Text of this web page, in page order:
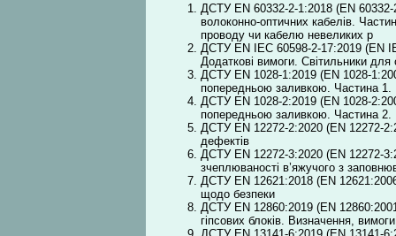
ДСТУ EN 60332-2-1:2018 (EN 60332-
волоконно-оптичних кабелів.
проводу чи кабелю невеликих р
ДСТУ EN ІЕС 60598-2-17:2019 (EN
Додаткові вимоги. Світильники
ДСТУ EN 1028-1:2019 (EN 1028-
попередньою заливкою. Частина 1.
ДСТУ EN 1028-2:2019 (EN 1028-
попередньою заливкою. Частина 2.
ДСТУ EN 12272-2:2020 (EN 12272-
дефектів
ДСТУ EN 12272-3:2020 (EN 12272-
зчеплюваності в’яжучого з
ДСТУ EN 12621:2018 (EN
щодо безпеки
ДСТУ EN 12860:2019 (EN
гіпсових блоків. Визначення,